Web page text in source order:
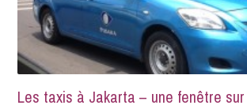
Les taxis à Jakarta – une fenêtre